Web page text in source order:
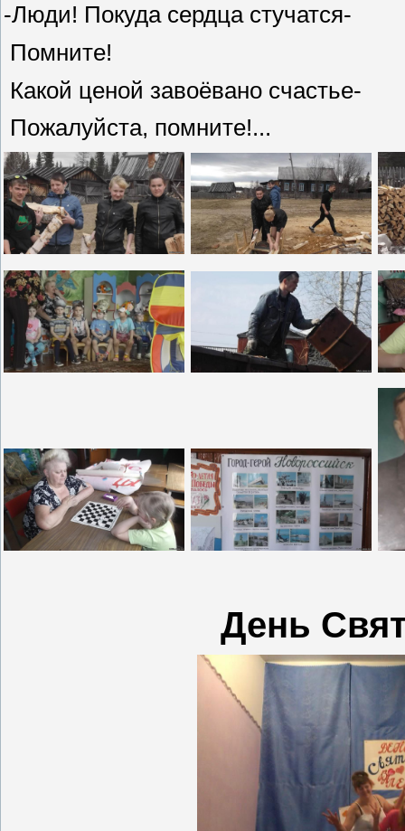
-Люди! Покуда сердца стучатся-
Помните!
Какой ценой завоёвано счастье-
Пожалуйста, помните!...
День